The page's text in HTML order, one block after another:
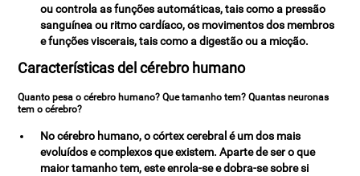
ou controla as funções automáticas, tais como a pressão
sanguínea ou ritmo cardíaco, os movimentos dos membros
e funções viscerais, tais como a digestão ou a micção.
Características del cérebro humano
Quanto pesa o cérebro humano? Que tamanho tem? Quantas neuronas
tem o cérebro?
No cérebro humano, o córtex cerebral é um dos mais
evoluídos e complexos que existem. Aparte de ser o que
maior tamanho tem, este enrola-se e dobra-se sobre si